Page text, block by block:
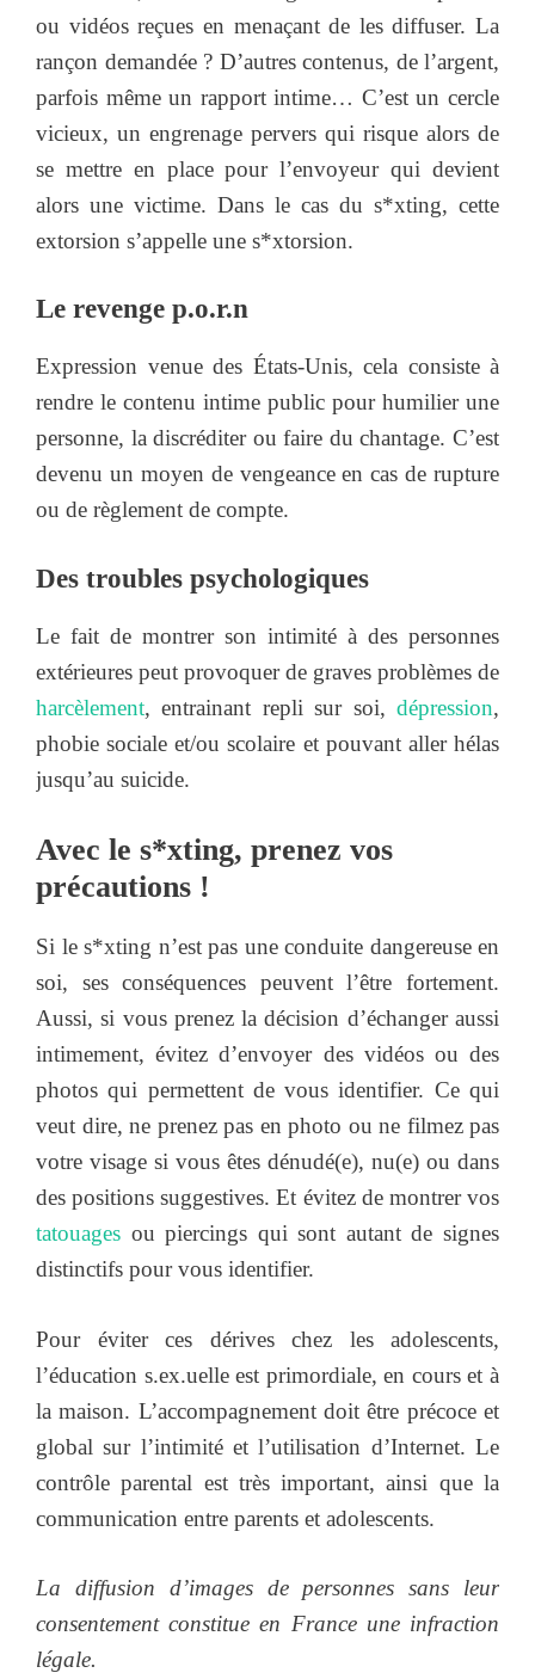
ou vidéos reçues en menaçant de les diffuser. La
rançon demandée ? D’autres contenus, de l’argent,
parfois même un rapport intime… C’est un cercle
vicieux, un engrenage pervers qui risque alors de
se mettre en place pour l’envoyeur qui devient
alors une victime. Dans le cas du s*xting, cette
extorsion s’appelle une s*xtorsion.
Le revenge p.o.r.n
Expression venue des États-Unis, cela consiste à
rendre le contenu intime public pour humilier une
personne, la discréditer ou faire du chantage. C’est
devenu un moyen de vengeance en cas de rupture
ou de règlement de compte.
Des troubles psychologiques
Le fait de montrer son intimité à des personnes
extérieures peut provoquer de graves problèmes de
harcèlement, entrainant repli sur soi, dépression,
phobie sociale et/ou scolaire et pouvant aller hélas
jusqu’au suicide.
Avec le s*xting, prenez vos
précautions !
Si le s*xting n’est pas une conduite dangereuse en
soi, ses conséquences peuvent l’être fortement.
Aussi, si vous prenez la décision d’échanger aussi
intimement, évitez d’envoyer des vidéos ou des
photos qui permettent de vous identifier. Ce qui
veut dire, ne prenez pas en photo ou ne filmez pas
votre visage si vous êtes dénudé(e), nu(e) ou dans
des positions suggestives. Et évitez de montrer vos
tatouages ou piercings qui sont autant de signes
distinctifs pour vous identifier.
Pour éviter ces dérives chez les adolescents,
l’éducation s.ex.uelle est primordiale, en cours et à
la maison. L’accompagnement doit être précoce et
global sur l’intimité et l’utilisation d’Internet. Le
contrôle parental est très important, ainsi que la
communication entre parents et adolescents.
La diffusion d’images de personnes sans leur
consentement constitue en France une infraction
légale.